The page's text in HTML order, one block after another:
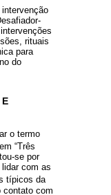
rituais
para
do
E
o termo
“Três
se por
lidar com as
típicos da
contato com